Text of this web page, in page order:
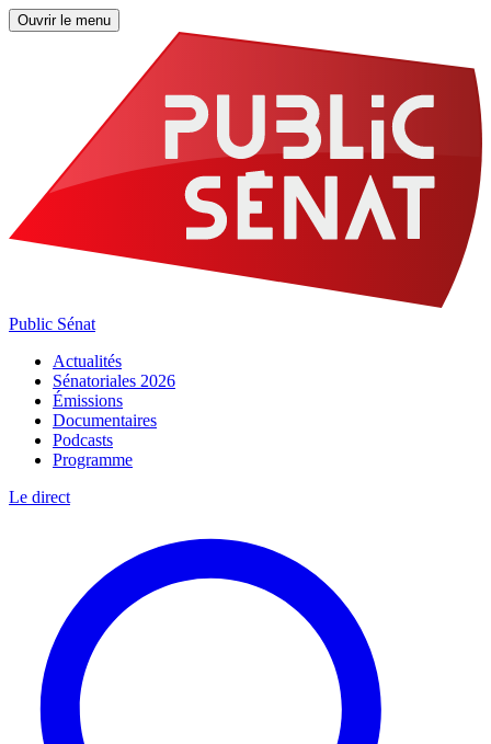
Ouvrir le menu
Public Sénat
Actualités
Sénatoriales 2026
Émissions
Documentaires
Podcasts
Programme
Le direct